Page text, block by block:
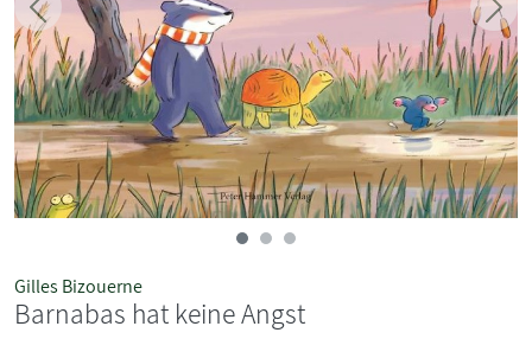
Zurück
Gilles Bizouerne
Barnabas hat keine Angst